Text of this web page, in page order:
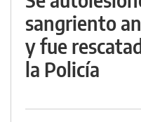
sangriento
y fue
la Policía